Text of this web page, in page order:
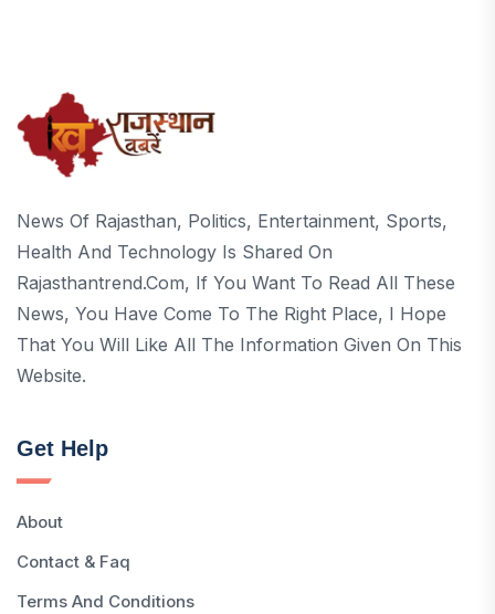
News Of Rajasthan, Politics, Entertainment, Sports,
Health And Technology Is Shared On
Rajasthantrend.com, If You Want To Read All These
News, You Have Come To The Right Place, I Hope
That You Will Like All The Information Given On This
Website.
Get Help
About
Contact & Faq
Terms And Conditions